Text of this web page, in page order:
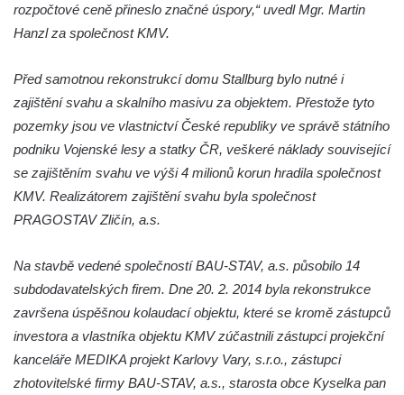
Boru
Dům čp. 170 na Palackého náměstí v
Dům čp. 183 na Palackého náměstí v
Novém Boru
Dům čp. 184 na Palackého náměstí v
Novém Boru
Dům čp. 215 v ulici Bratří Čapků v Novém
Boru
Boru
Dům čp. 206 v Tkalcovské ulici v Novém
Dům čp. 139 ve Špálově ulici v Novém Boru
Dům čp. 132 ve Sloupské ulici v Novém
rozpočtové ceně přineslo značné úspory,“ uvedl Mgr. Martin
Hanzl za společnost KMV.
Před samotnou rekonstrukcí domu Stallburg bylo nutné i
zajištění svahu a skalního masivu za objektem. Přestože tyto
pozemky jsou ve vlastnictví České republiky ve správě státního
podniku Vojenské lesy a statky ČR, veškeré náklady související
se zajištěním svahu ve výši 4 milionů korun hradila společnost
KMV. Realizátorem zajištění svahu byla společnost
PRAGOSTAV Zličín, a.s.
Na stavbě vedené společností BAU-STAV, a.s. působilo 14
subdodavatelských firem. Dne 20. 2. 2014 byla rekonstrukce
završena úspěšnou kolaudací objektu, které se kromě zástupců
investora a vlastníka objektu KMV zúčastnili zástupci projekční
kanceláře MEDIKA projekt Karlovy Vary, s.r.o., zástupci
zhotovitelské firmy BAU-STAV, a.s., starosta obce Kyselka pan